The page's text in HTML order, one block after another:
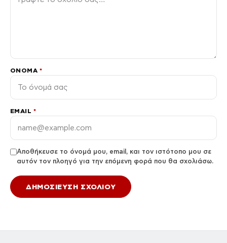
ΌΝΟΜΑ *
EMAIL *
Αποθήκευσε το όνομά μου, email, και τον ιστότοπο μου σε
αυτόν τον πλοηγό για την επόμενη φορά που θα σχολιάσω.